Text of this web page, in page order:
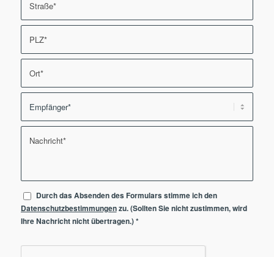
Durch das Absenden des Formulars stimme ich den
Datenschutzbestimmungenzu. (Sollten Sie nicht zustimmen, wird
Ihre Nachricht nicht übertragen.)*